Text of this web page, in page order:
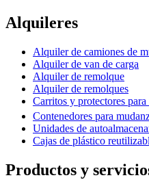
Alquileres
Alquiler de camiones de
Alquiler de van de carga
Alquiler de remolque
Alquiler de remolques
Carritos y protectores para
Contenedores para
Unidades de
Cajas de plástico
Productos y